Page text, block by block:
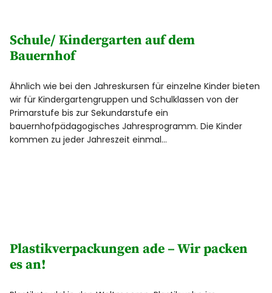
Schule/ Kindergarten auf dem
Bauernhof
Ähnlich wie bei den Jahreskursen für einzelne Kinder bieten
wir für Kindergartengruppen und Schulklassen von der
Primarstufe bis zur Sekundarstufe ein
bauernhofpädagogisches Jahresprogramm. Die Kinder
kommen zu jeder Jahreszeit einmal…
Plastikverpackungen ade – Wir packen
es an!